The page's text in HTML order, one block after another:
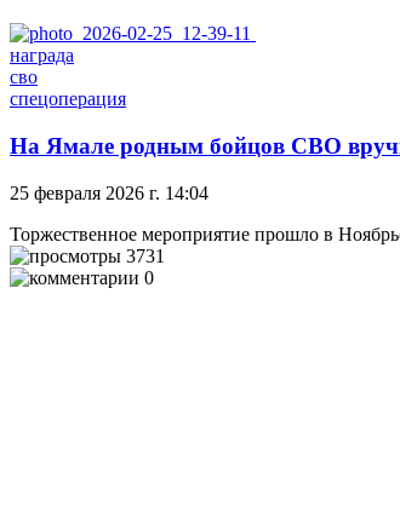
награда
сво
спецоперация
На Ямале родным бойцов СВО
25 февраля 2026 г. 14:04
Торжественное мероприятие прошло в
3731
0